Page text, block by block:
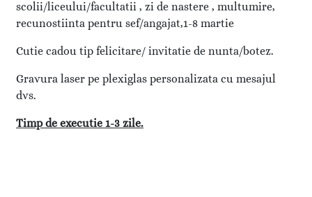
scolii/liceului/facultatii , zi de nastere , multumire,
recunostiinta pentru sef/angajat,1-8 martie
Cutie cadou tip felicitare/ invitatie de nunta/botez.
Gravura laser pe plexiglas personalizata cu mesajul
dvs.
Timp de executie 1-3 zile.